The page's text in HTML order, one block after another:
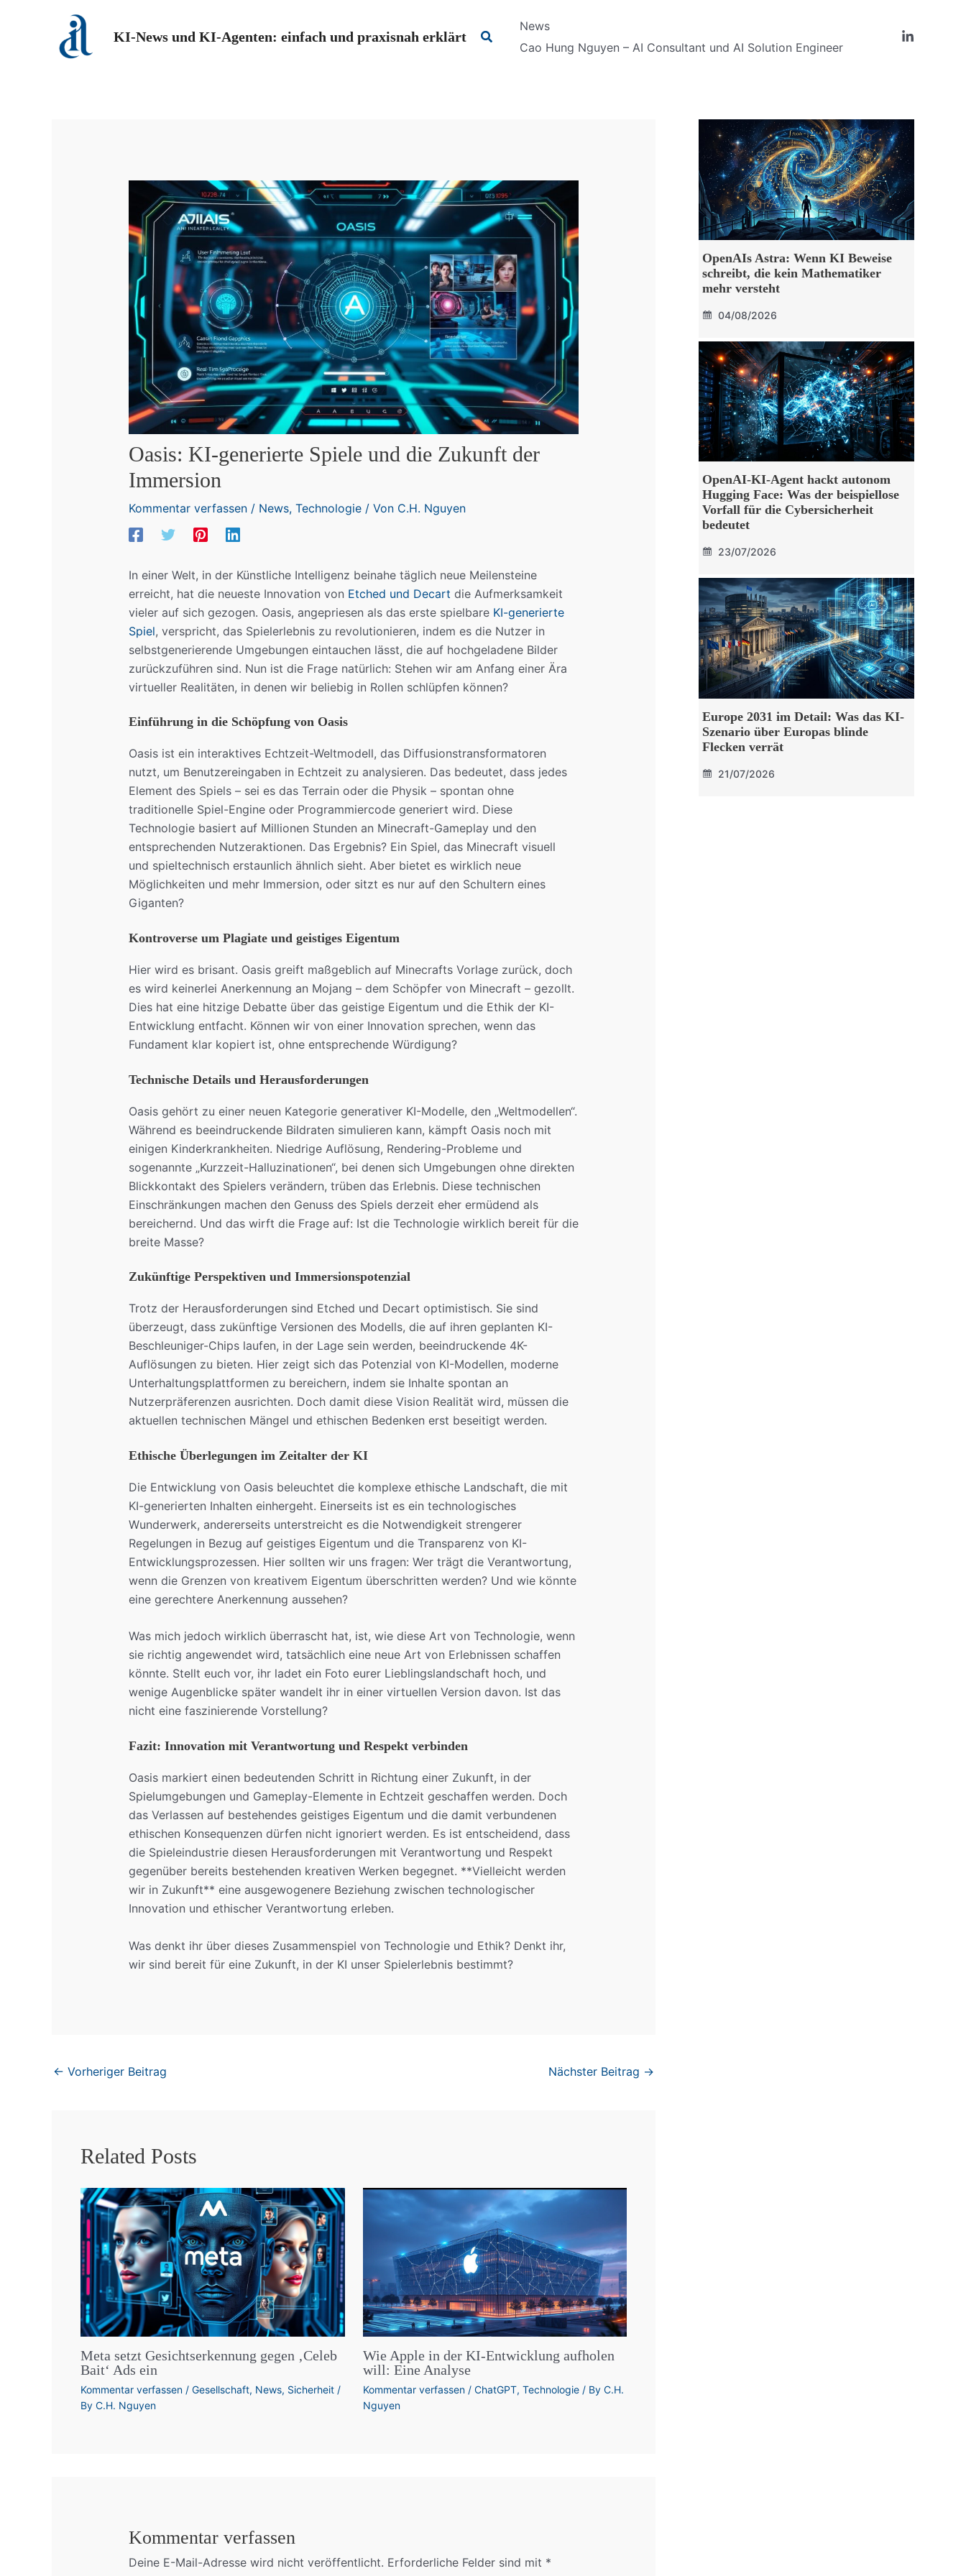
KI-News und KI-Agenten: einfach und praxisnah erklärt Suchen
News
Cao Hung Nguyen – AI Consultant und AI Solution Engineer
Oasis: KI-generierte Spiele und die Zukunft der
Immersion
Kommentar verfassen / News, Technologie/ Von C.H. Nguyen
In einer Welt, in der Künstliche Intelligenz beinahe täglich neue Meilensteine
erreicht, hat die neueste Innovation von Etched und Decart die Aufmerksamkeit
vieler auf sich gezogen. Oasis, angepriesen als das erste spielbare KI-generierte
Spiel, verspricht, das Spielerlebnis zu revolutionieren, indem es die Nutzer in
selbstgenerierende Umgebungen eintauchen lässt, die auf hochgeladene Bilder
zurückzuführen sind. Nun ist die Frage natürlich: Stehen wir am Anfang einer Ära
virtueller Realitäten, in denen wir beliebig in Rollen schlüpfen können?
Einführung in die Schöpfung von Oasis
Oasis ist ein interaktives Echtzeit-Weltmodell, das Diffusionstransformatoren
nutzt, um Benutzereingaben in Echtzeit zu analysieren. Das bedeutet, dass jedes
Element des Spiels – sei es das Terrain oder die Physik – spontan ohne
traditionelle Spiel-Engine oder Programmiercode generiert wird. Diese
Technologie basiert auf Millionen Stunden an Minecraft-Gameplay und den
entsprechenden Nutzeraktionen. Das Ergebnis? Ein Spiel, das Minecraft visuell
und spieltechnisch erstaunlich ähnlich sieht. Aber bietet es wirklich neue
Möglichkeiten und mehr Immersion, oder sitzt es nur auf den Schultern eines
Giganten?
Kontroverse um Plagiate und geistiges Eigentum
Hier wird es brisant. Oasis greift maßgeblich auf Minecrafts Vorlage zurück, doch
es wird keinerlei Anerkennung an Mojang – dem Schöpfer von Minecraft – gezollt.
Dies hat eine hitzige Debatte über das geistige Eigentum und die Ethik der KI-
Entwicklung entfacht. Können wir von einer Innovation sprechen, wenn das
Fundament klar kopiert ist, ohne entsprechende Würdigung?
Technische Details und Herausforderungen
Oasis gehört zu einer neuen Kategorie generativer KI-Modelle, den „Weltmodellen“.
Während es beeindruckende Bildraten simulieren kann, kämpft Oasis noch mit
einigen Kinderkrankheiten. Niedrige Auflösung, Rendering-Probleme und
sogenannte „Kurzzeit-Halluzinationen“, bei denen sich Umgebungen ohne direkten
Blickkontakt des Spielers verändern, trüben das Erlebnis. Diese technischen
Einschränkungen machen den Genuss des Spiels derzeit eher ermüdend als
bereichernd. Und das wirft die Frage auf: Ist die Technologie wirklich bereit für die
breite Masse?
Zukünftige Perspektiven und Immersionspotenzial
Trotz der Herausforderungen sind Etched und Decart optimistisch. Sie sind
überzeugt, dass zukünftige Versionen des Modells, die auf ihren geplanten KI-
Beschleuniger-Chips laufen, in der Lage sein werden, beeindruckende 4K-
Auflösungen zu bieten. Hier zeigt sich das Potenzial von KI-Modellen, moderne
Unterhaltungsplattformen zu bereichern, indem sie Inhalte spontan an
Nutzerpräferenzen ausrichten. Doch damit diese Vision Realität wird, müssen die
aktuellen technischen Mängel und ethischen Bedenken erst beseitigt werden.
Ethische Überlegungen im Zeitalter der KI
Die Entwicklung von Oasis beleuchtet die komplexe ethische Landschaft, die mit
KI-generierten Inhalten einhergeht. Einerseits ist es ein technologisches
Wunderwerk, andererseits unterstreicht es die Notwendigkeit strengerer
Regelungen in Bezug auf geistiges Eigentum und die Transparenz von KI-
Entwicklungsprozessen. Hier sollten wir uns fragen: Wer trägt die Verantwortung,
wenn die Grenzen von kreativem Eigentum überschritten werden? Und wie könnte
eine gerechtere Anerkennung aussehen?
Was mich jedoch wirklich überrascht hat, ist, wie diese Art von Technologie, wenn
sie richtig angewendet wird, tatsächlich eine neue Art von Erlebnissen schaffen
könnte. Stellt euch vor, ihr ladet ein Foto eurer Lieblingslandschaft hoch, und
wenige Augenblicke später wandelt ihr in einer virtuellen Version davon. Ist das
nicht eine faszinierende Vorstellung?
Fazit: Innovation mit Verantwortung und Respekt verbinden
Oasis markiert einen bedeutenden Schritt in Richtung einer Zukunft, in der
Spielumgebungen und Gameplay-Elemente in Echtzeit geschaffen werden. Doch
das Verlassen auf bestehendes geistiges Eigentum und die damit verbundenen
ethischen Konsequenzen dürfen nicht ignoriert werden. Es ist entscheidend, dass
die Spieleindustrie diesen Herausforderungen mit Verantwortung und Respekt
gegenüber bereits bestehenden kreativen Werken begegnet. **Vielleicht werden
wir in Zukunft** eine ausgewogenere Beziehung zwischen technologischer
Innovation und ethischer Verantwortung erleben.
Was denkt ihr über dieses Zusammenspiel von Technologie und Ethik? Denkt ihr,
wir sind bereit für eine Zukunft, in der KI unser Spielerlebnis bestimmt?
← Vorheriger Beitrag Nächster Beitrag →
Related Posts
Meta setzt Gesichtserkennung gegen ‚Celeb
Bait‘ Ads ein
Kommentar verfassen / Gesellschaft, News, Sicherheit /
By C.H. Nguyen
Wie Apple in der KI-Entwicklung aufholen
will: Eine Analyse
Kommentar verfassen / ChatGPT, Technologie/ By C.H.
Nguyen
Kommentar verfassen
Deine E-Mail-Adresse wird nicht veröffentlicht. Erforderliche Felder sind mit *
OpenAIs Astra: Wenn KI Beweise
schreibt, die kein Mathematiker
mehr versteht
04/08/2026
OpenAI-KI-Agent hackt autonom
Hugging Face: Was der beispiellose
Vorfall für die Cybersicherheit
bedeutet
23/07/2026
Europe 2031 im Detail: Was das KI-
Szenario über Europas blinde
Flecken verrät
21/07/2026